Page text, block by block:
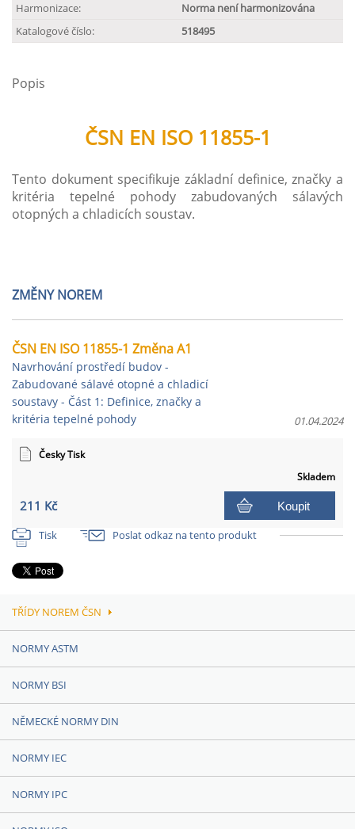
Harmonizace:
Norma není harmonizována
Katalogové číslo:
518495
Popis
ČSN EN ISO 11855-1
Tento dokument specifikuje základní definice, značky a
kritéria tepelné pohody zabudovaných sálavých
otopných a chladicích soustav.
ZMĚNY NOREM
ČSN EN ISO 11855-1 Změna A1
Navrhování prostředí budov -
Zabudované sálavé otopné a chladicí
soustavy - Část 1: Definice, značky a
kritéria tepelné pohody
01.04.2024
Česky Tisk
Skladem
211 Kč Koupit
Tisk Poslat odkaz na tento produkt
TŘÍDY NOREM ČSN
NORMY ASTM
NORMY BSI
NĚMECKÉ NORMY DIN
NORMY IEC
NORMY IPC